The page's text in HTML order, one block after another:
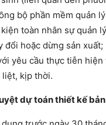
bộ phần mềm quản
toàn nhân sự quản
hoặc dừng sản
yêu cầu thực tiễn
liệt, kịp thời.
dự toán thiết kế